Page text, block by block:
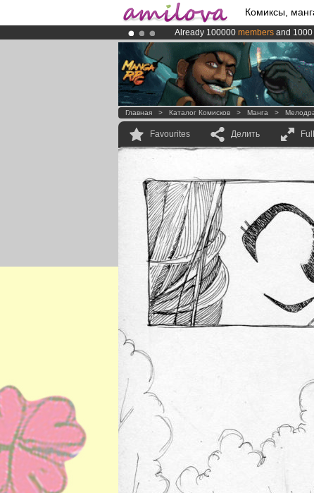
Комиксы,
Already 100000 members and 1000
AmilovaKickstarter is now LIVE!.
Premium membership from3.95
Главная > Каталог Комисков > Манга >
Favourites Делить